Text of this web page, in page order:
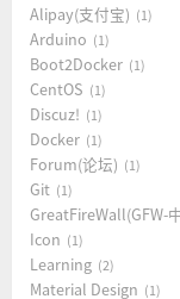
Alipay(支付宝) 1
Arduino 1
Boot2Docker 1
CentOS 1
Discuz! 1
Docker 1
Forum(论坛) 1
Git 1
GreatFireWall(GFW-
Icon 1
Learning 2
Material Design 1